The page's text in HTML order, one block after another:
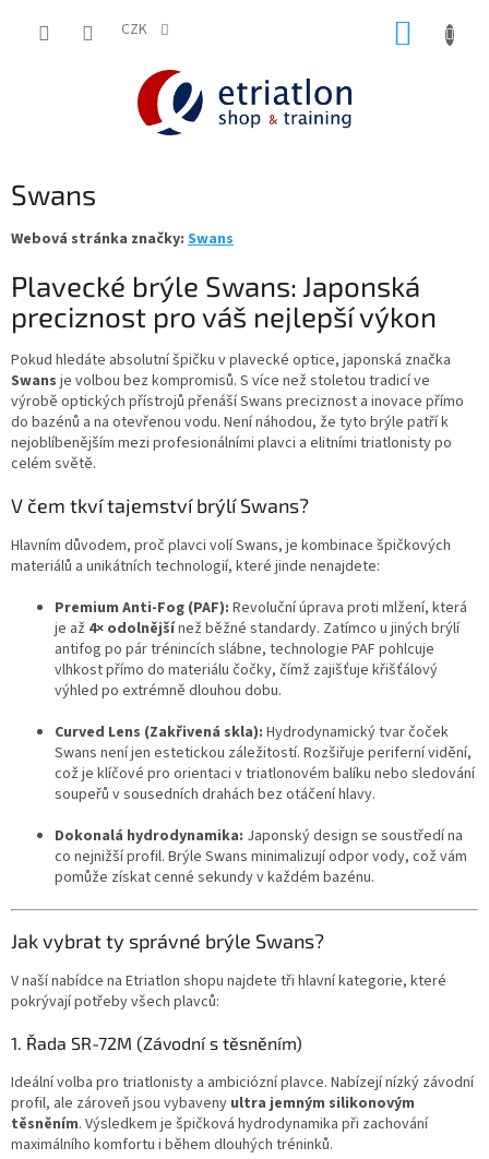
CZK
Swans
Webová stránka značky: Swans
Plavecké brýle Swans: Japonská
preciznost pro váš nejlepší výkon
Pokud hledáte absolutní špičku v plavecké optice, japonská značka
Swans je volbou bez kompromisů. S více než stoletou tradicí ve
výrobě optických přístrojů přenáší Swans preciznost a inovace přímo
do bazénů a na otevřenou vodu. Není náhodou, že tyto brýle patří k
nejoblíbenějším mezi profesionálními plavci a elitními triatlonisty po
celém světě.
V čem tkví tajemství brýlí Swans?
Hlavním důvodem, proč plavci volí Swans, je kombinace špičkových
materiálů a unikátních technologií, které jinde nenajdete:
Premium Anti-Fog (PAF): Revoluční úprava proti mlžení, která
je až 4× odolnějšínež běžné standardy. Zatímco u jiných brýlí
antifog po pár trénincích slábne, technologie PAF pohlcuje
vlhkost přímo do materiálu čočky, čímž zajišťuje křišťálový
výhled po extrémně dlouhou dobu.
Curved Lens (Zakřivená skla): Hydrodynamický tvar čoček
Swans není jen estetickou záležitostí. Rozšiřuje periferní vidění,
což je klíčové pro orientaci v triatlonovém balíku nebo sledování
soupeřů v sousedních drahách bez otáčení hlavy.
Dokonalá hydrodynamika: Japonský design se soustředí na
co nejnižší profil. Brýle Swans minimalizují odpor vody, což vám
pomůže získat cenné sekundy v každém bazénu.
Jak vybrat ty správné brýle Swans?
V naší nabídce na Etriatlon shopu najdete tři hlavní kategorie, které
pokrývají potřeby všech plavců:
1. Řada SR-72M (Závodní s těsněním)
Ideální volba pro triatlonisty a ambiciózní plavce. Nabízejí nízký závodní
profil, ale zároveň jsou vybaveny ultra jemným silikonovým
těsněním. Výsledkem je špičková hydrodynamika při zachování
maximálního komfortu i během dlouhých tréninků.
shop.etriatlon.cz - Chat